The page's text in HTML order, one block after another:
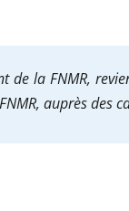
de la FNMR,
auprès des